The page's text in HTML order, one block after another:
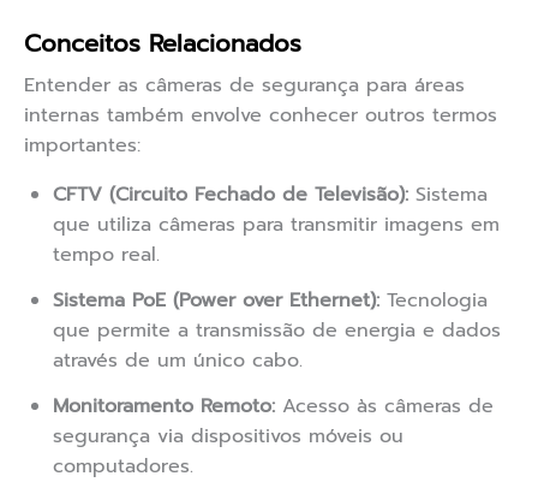
Conceitos Relacionados
Entender as câmeras de segurança para áreas
internas também envolve conhecer outros termos
importantes:
CFTV (Circuito Fechado de Televisão): Sistema
que utiliza câmeras para transmitir imagens em
tempo real.
Sistema PoE (Power over Ethernet): Tecnologia
que permite a transmissão de energia e dados
através de um único cabo.
Monitoramento Remoto: Acesso às câmeras de
segurança via dispositivos móveis ou
computadores.